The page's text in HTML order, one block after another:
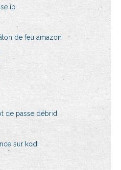
ip
de feu amazon
de passe débrid
sur kodi